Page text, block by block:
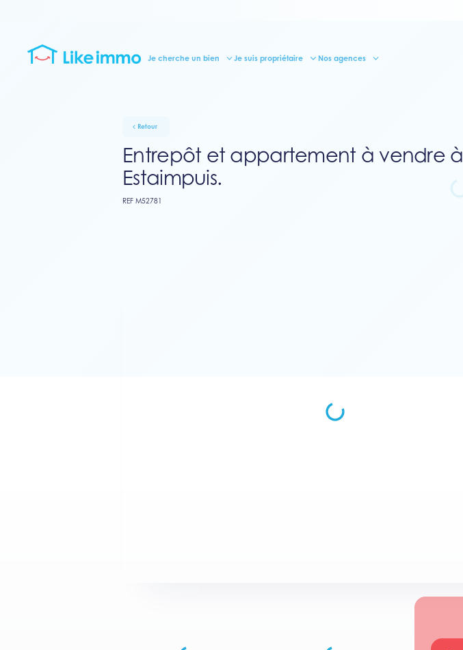
Je cherche un bien Je suis propriétaire Nos agences
Retour
Entrepôt et appartement à vendre à
Estaimpuis.
REF M52781